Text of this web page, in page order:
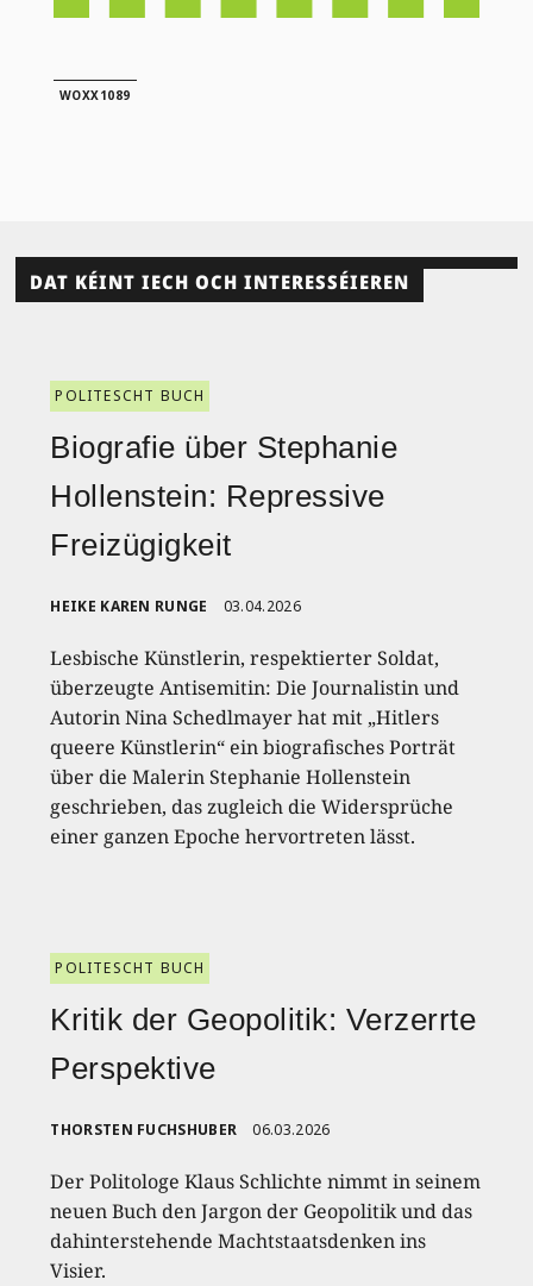
WOXX1089
DAT KÉINT IECH OCH INTERESSÉIEREN
POLITESCHT BUCH
Biografie über Stephanie
Hollenstein: Repressive
Freizügigkeit
HEIKE KAREN RUNGE 03.04.2026
Lesbische Künstlerin, respektierter Soldat,
überzeugte Antisemitin: Die Journalistin und
Autorin Nina Schedlmayer hat mit „Hitlers
queere Künstlerin“ ein biografisches Porträt
über die Malerin Stephanie Hollenstein
geschrieben, das zugleich die Widersprüche
einer ganzen Epoche hervortreten lässt.
POLITESCHT BUCH
Kritik der Geopolitik: Verzerrte
Perspektive
THORSTEN FUCHSHUBER 06.03.2026
Der Politologe Klaus Schlichte nimmt in seinem
neuen Buch den Jargon der Geopolitik und das
dahinterstehende Machtstaatsdenken ins
Visier.